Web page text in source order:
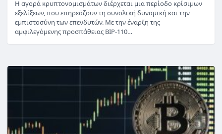
Η αγορά κρυπτονομισμάτων διέρχεται μια περίοδο κρίσιμων
εξελίξεων, που επηρεάζουν τη συνολική δυναμική και την
εμπιστοσύνη των επενδυτών. Με την έναρξη της
αμφιλεγόμενης προσπάθειας BIP-110…